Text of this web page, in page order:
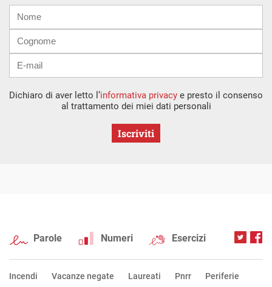
mail
Dichiaro di aver letto l’informativa privacy e presto il consenso
al trattamento dei miei dati personali
Iscriviti
Parole Numeri Esercizi
Incendi Vacanze negate Laureati Pnrr Periferie